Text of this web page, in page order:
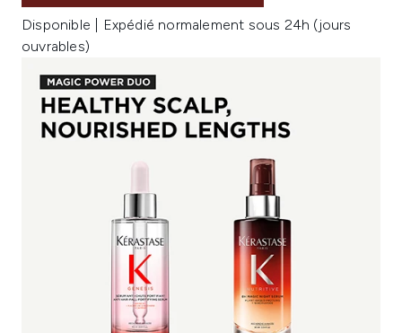
Disponible | Expédié normalement sous 24h (jours
ouvrables)